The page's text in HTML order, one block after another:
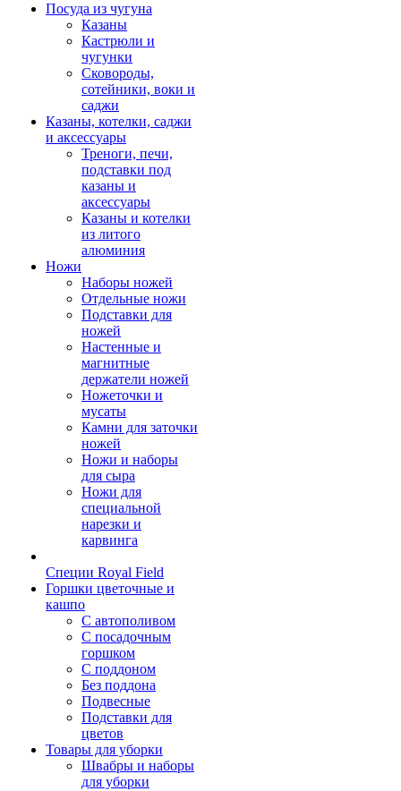
Посуда из чугуна
Казаны
Кастрюли и
чугунки
Сковороды,
сотейники, воки и
саджи
Казаны, котелки, саджи
и аксессуары
Треноги, печи,
подставки под
казаны и
аксессуары
Казаны и котелки
из литого
алюминия
Ножи
Наборы ножей
Отдельные ножи
Подставки для
ножей
Настенные и
магнитные
держатели ножей
Ножеточки и
мусаты
Камни для заточки
ножей
Ножи и наборы
для сыра
Ножи для
специальной
нарезки и
карвинга
Специи Royal Field
Горшки цветочные и
кашпо
С автополивом
С посадочным
горшком
С поддоном
Без поддона
Подвесные
Подставки для
цветов
Товары для уборки
Швабры и наборы
для уборки